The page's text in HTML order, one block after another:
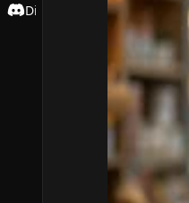
Discord